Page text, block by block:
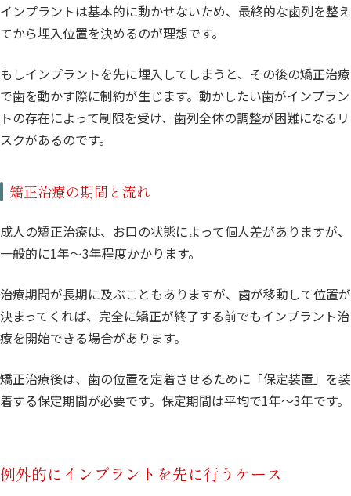
インプラントは基本的に動かせないため、最終的な歯列を整え
てから埋入位置を決めるのが理想です。
もしインプラントを先に埋入してしまうと、その後の矯正治療
で歯を動かす際に制約が生じます。動かしたい歯がインプラン
トの存在によって制限を受け、歯列全体の調整が困難になるリ
スクがあるのです。
矯正治療の期間と流れ
成人の矯正治療は、お口の状態によって個人差がありますが、
一般的に1年〜3年程度かかります。
治療期間が長期に及ぶこともありますが、歯が移動して位置が
決まってくれば、完全に矯正が終了する前でもインプラント治
療を開始できる場合があります。
矯正治療後は、歯の位置を定着させるために「保定装置」を装
着する保定期間が必要です。保定期間は平均で1年〜3年です。
例外的にインプラントを先に行うケース